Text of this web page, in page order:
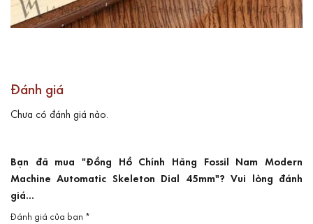
Đánh giá
Chưa có đánh giá nào.
Bạn đã mua "Đồng Hồ Chính Hãng Fossil Nam Modern
Machine Automatic Skeleton Dial 45mm"? Vui lòng đánh
giá...
Đánh giá của bạn *